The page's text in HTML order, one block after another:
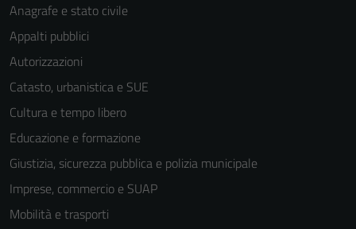
Anagrafe e stato civile
Appalti pubblici
Autorizzazioni
Catasto, urbanistica e SUE
Cultura e tempo libero
Educazione e formazione
Giustizia, sicurezza pubblica e polizia municipale
Imprese, commercio e SUAP
Mobilità e trasporti